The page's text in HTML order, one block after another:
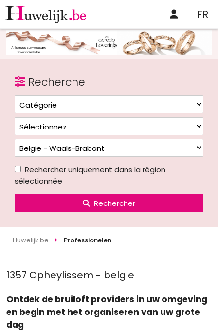
FR
Recherche
Rechercher uniquement dans la région
sélectionnée
Rechercher
Huwelijk.be Professionelen
1357 Opheylissem - belgie
Ontdek de bruiloft providers in uw omgeving
en begin met het organiseren van uw grote
dag